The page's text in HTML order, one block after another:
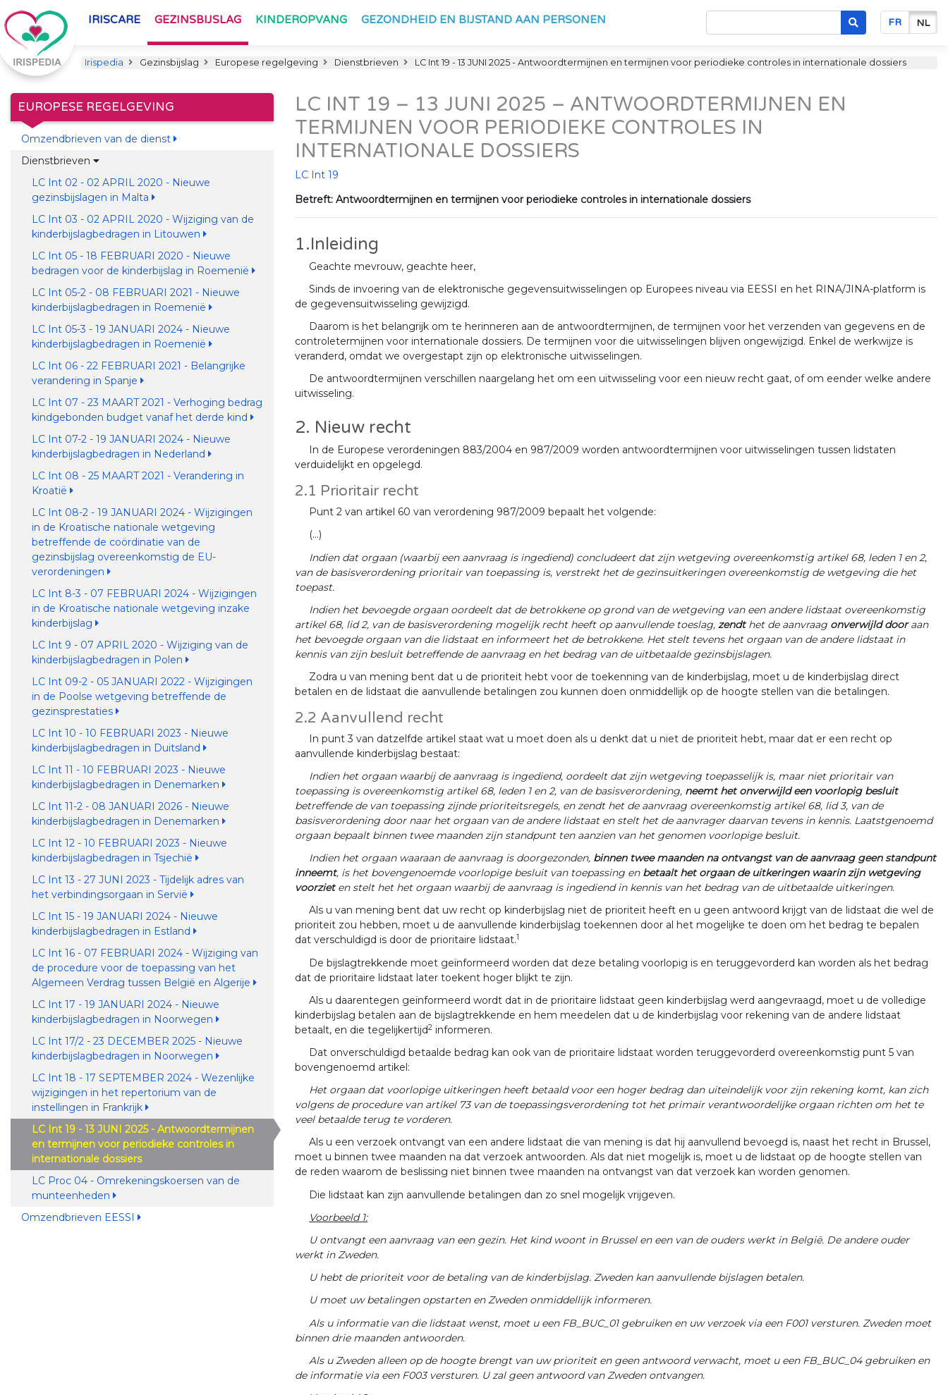
IRISCARE GEZINSBIJSLAG KINDEROPVANG GEZONDHEID EN BIJSTAND AAN PERSONEN FR NL
Irispedia Gezinsbijslag Europese regelgeving Dienstbrieven LC Int 19 - 13 JUNI 2025 - Antwoordtermijnen en termijnen voor periodieke controles in internationale dossiers
EUROPESE REGELGEVING
Omzendbrieven van de dienst
Dienstbrieven
LC Int 02 - 02 APRIL 2020 - Nieuwe
gezinsbijslagen in Malta
LC Int 03 - 02 APRIL 2020 - Wijziging van de
kinderbijslagbedragen in Litouwen
LC Int 05 - 18 FEBRUARI 2020 - Nieuwe
bedragen voor de kinderbijslag in Roemenië
LC Int 05-2 - 08 FEBRUARI 2021 - Nieuwe
kinderbijslagbedragen in Roemenië
LC Int 05-3 - 19 JANUARI 2024 - Nieuwe
kinderbijslagbedragen in Roemenië
LC Int 06 - 22 FEBRUARI 2021 - Belangrijke
verandering in Spanje
LC Int 07 - 23 MAART 2021 - Verhoging bedrag
kindgebonden budget vanaf het derde kind
LC Int 07-2 - 19 JANUARI 2024 - Nieuwe
kinderbijslagbedragen in Nederland
LC Int 08 - 25 MAART 2021 - Verandering in
Kroatië
LC Int 08-2 - 19 JANUARI 2024 - Wijzigingen
in de Kroatische nationale wetgeving
betreffende de coördinatie van de
gezinsbijslag overeenkomstig de EU-
verordeningen
LC Int 8-3 - 07 FEBRUARI 2024 - Wijzigingen
in de Kroatische nationale wetgeving inzake
kinderbijslag
LC Int 9 - 07 APRIL 2020 - Wijziging van de
kinderbijslagbedragen in Polen
LC Int 09-2 - 05 JANUARI 2022 - Wijzigingen
in de Poolse wetgeving betreffende de
gezinsprestaties
LC Int 10 - 10 FEBRUARI 2023 - Nieuwe
kinderbijslagbedragen in Duitsland
LC Int 11 - 10 FEBRUARI 2023 - Nieuwe
kinderbijslagbedragen in Denemarken
LC Int 11-2 - 08 JANUARI 2026 - Nieuwe
kinderbijslagbedragen in Denemarken
LC Int 12 - 10 FEBRUARI 2023 - Nieuwe
kinderbijslagbedragen in Tsjechië
LC Int 13 - 27 JUNI 2023 - Tijdelijk adres van
het verbindingsorgaan in Servië
LC Int 15 - 19 JANUARI 2024 - Nieuwe
kinderbijslagbedragen in Estland
LC Int 16 - 07 FEBRUARI 2024 - Wijziging van
de procedure voor de toepassing van het
Algemeen Verdrag tussen België en Algerije
LC Int 17 - 19 JANUARI 2024 - Nieuwe
kinderbijslagbedragen in Noorwegen
LC Int 17/2 - 23 DECEMBER 2025 - Nieuwe
kinderbijslagbedragen in Noorwegen
LC Int 18 - 17 SEPTEMBER 2024 - Wezenlijke
wijzigingen in het repertorium van de
instellingen in Frankrijk
LC Int 19 - 13 JUNI 2025 - Antwoordtermijnen
en termijnen voor periodieke controles in
internationale dossiers
LC Proc 04 - Omrekeningskoersen van de
munteenheden
Omzendbrieven EESSI
LC INT 19 – 13 JUNI 2025 – ANTWOORDTERMIJNEN EN
TERMIJNEN VOOR PERIODIEKE CONTROLES IN
INTERNATIONALE DOSSIERS
LC Int 19
Betreft: Antwoordtermijnen en termijnen voor periodieke controles in internationale dossiers
1.Inleiding
Geachte mevrouw, geachte heer,
Sinds de invoering van de elektronische gegevensuitwisselingen op Europees niveau via EESSI en het RINA/JINA-platform is
de gegevensuitwisseling gewijzigd.
Daarom is het belangrijk om te herinneren aan de antwoordtermijnen, de termijnen voor het verzenden van gegevens en de
controletermijnen voor internationale dossiers. De termijnen voor die uitwisselingen blijven ongewijzigd. Enkel de werkwijze is
veranderd, omdat we overgestapt zijn op elektronische uitwisselingen.
De antwoordtermijnen verschillen naargelang het om een uitwisseling voor een nieuw recht gaat, of om eender welke andere
uitwisseling.
2. Nieuw recht
In de Europese verordeningen 883/2004 en 987/2009 worden antwoordtermijnen voor uitwisselingen tussen lidstaten
verduidelijkt en opgelegd.
2.1 Prioritair recht
Punt 2 van artikel 60 van verordening 987/2009 bepaalt het volgende:
(…)
Indien dat orgaan (waarbij een aanvraag is ingediend) concludeert dat zijn wetgeving overeenkomstig artikel 68, leden 1 en 2,
van de basisverordening prioritair van toepassing is, verstrekt het de gezinsuitkeringen overeenkomstig de wetgeving die het
toepast.
Indien het bevoegde orgaan oordeelt dat de betrokkene op grond van de wetgeving van een andere lidstaat overeenkomstig
artikel 68, lid 2, van de basisverordening mogelijk recht heeft op aanvullende toeslag,zendthet de aanvraag onverwijld dooraan
het bevoegde orgaan van die lidstaat en informeert het de betrokkene. Het stelt tevens het orgaan van de andere lidstaat in
kennis van zijn besluit betreffende de aanvraag en het bedrag van de uitbetaalde gezinsbijslagen.
Zodra u van mening bent dat u de prioriteit hebt voor de toekenning van de kinderbijslag, moet u de kinderbijslag direct
betalen en de lidstaat die aanvullende betalingen zou kunnen doen onmiddellijk op de hoogte stellen van die betalingen.
2.2 Aanvullend recht
In punt 3 van datzelfde artikel staat wat u moet doen als u denkt dat u niet de prioriteit hebt, maar dat er een recht op
aanvullende kinderbijslag bestaat:
Indien het orgaan waarbij de aanvraag is ingediend, oordeelt dat zijn wetgeving toepasselijk is, maar niet prioritair van
toepassing is overeenkomstig artikel 68, leden 1 en 2, van de basisverordening, neemt het onverwijld een voorlopig besluit
betreffende de van toepassing zijnde prioriteitsregels, en zendt het de aanvraag overeenkomstig artikel 68, lid 3, van de
basisverordening door naar het orgaan van de andere lidstaat en stelt het de aanvrager daarvan tevens in kennis. Laatstgenoemd
orgaan bepaalt binnen twee maanden zijn standpunt ten aanzien van het genomen voorlopige besluit.
Indien het orgaan waaraan de aanvraag is doorgezonden, binnen twee maanden na ontvangst van de aanvraag geen standpunt
inneemt, is het bovengenoemde voorlopige besluit van toepassing en betaalt het orgaan de uitkeringen waarin zijn wetgeving
voorzieten stelt het het orgaan waarbij de aanvraag is ingediend in kennis van het bedrag van de uitbetaalde uitkeringen.
Als u van mening bent dat uw recht op kinderbijslag niet de prioriteit heeft en u geen antwoord krijgt van de lidstaat die wel de
prioriteit zou hebben, moet u de aanvullende kinderbijslag toekennen door al het mogelijke te doen om het bedrag te bepalen
dat verschuldigd is door de prioritaire lidstaat.1
De bijslagtrekkende moet geïnformeerd worden dat deze betaling voorlopig is en teruggevorderd kan worden als het bedrag
dat de prioritaire lidstaat later toekent hoger blijkt te zijn.
Als u daarentegen geïnformeerd wordt dat in de prioritaire lidstaat geen kinderbijslag werd aangevraagd, moet u de volledige
kinderbijslag betalen aan de bijslagtrekkende en hem meedelen dat u de kinderbijslag voor rekening van de andere lidstaat
betaalt, en die tegelijkertijd2 informeren.
Dat onverschuldigd betaalde bedrag kan ook van de prioritaire lidstaat worden teruggevorderd overeenkomstig punt 5 van
bovengenoemd artikel:
Het orgaan dat voorlopige uitkeringen heeft betaald voor een hoger bedrag dan uiteindelijk voor zijn rekening komt, kan zich
volgens de procedure van artikel 73 van de toepassingsverordening tot het primair verantwoordelijke orgaan richten om het te
veel betaalde terug te vorderen.
Als u een verzoek ontvangt van een andere lidstaat die van mening is dat hij aanvullend bevoegd is, naast het recht in Brussel,
moet u binnen twee maanden na dat verzoek antwoorden. Als dat niet mogelijk is, moet u de lidstaat op de hoogte stellen van
de reden waarom de beslissing niet binnen twee maanden na ontvangst van dat verzoek kan worden genomen.
Die lidstaat kan zijn aanvullende betalingen dan zo snel mogelijk vrijgeven.
Voorbeeld 1:
U ontvangt een aanvraag van een gezin. Het kind woont in Brussel en een van de ouders werkt in België. De andere ouder
werkt in Zweden.
U hebt de prioriteit voor de betaling van de kinderbijslag. Zweden kan aanvullende bijslagen betalen.
U moet uw betalingen opstarten en Zweden onmiddellijk informeren.
Als u informatie van die lidstaat wenst, moet u een FB_BUC_01 gebruiken en uw verzoek via een F001 versturen. Zweden moet
binnen drie maanden antwoorden.
Als u Zweden alleen op de hoogte brengt van uw prioriteit en geen antwoord verwacht, moet u een FB_BUC_04 gebruiken en
de informatie via een F003 versturen. U zal geen antwoord van Zweden ontvangen.